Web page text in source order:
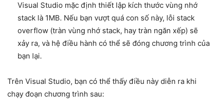
Visual Studio mặc định thiết lập kích thước vùng nhớ
stack là 1MB. Nếu bạn vượt quá con số này, lỗi stack
overflow (tràn vùng nhớ stack, hay tràn ngăn xếp) sẽ
xảy ra, và hệ điều hành có thể sẽ đóng chương trình của
bạn lại.
Trên Visual Studio, bạn có thể thấy điều này diễn ra khi
chạy đoạn chương trình sau: